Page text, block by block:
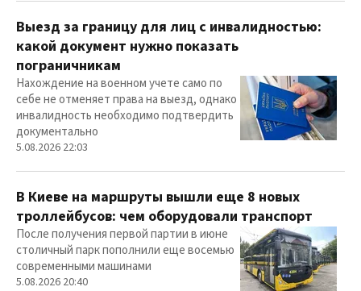
Выезд за границу для лиц с инвалидностью:
какой документ нужно показать
пограничникам
Нахождение на военном учете само по
себе не отменяет права на выезд, однако
инвалидность необходимо подтвердить
документально
5.08.2026 22:03
В Киеве на маршруты вышли еще 8 новых
троллейбусов: чем оборудовали транспорт
После получения первой партии в июне
столичный парк пополнили еще восемью
современными машинами
5.08.2026 20:40